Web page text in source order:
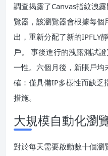
調查揭露了Canvas指紋洩
覽器，該瀏覽器會根據每個
出，重新分配了新的IPFLY
戶。 事後進行的洩露測試
一性。六個月後，新賬戶
確：僅具備IP多樣性而缺乏
措施。
大規模自動化瀏
對於每天需要啟動數十個